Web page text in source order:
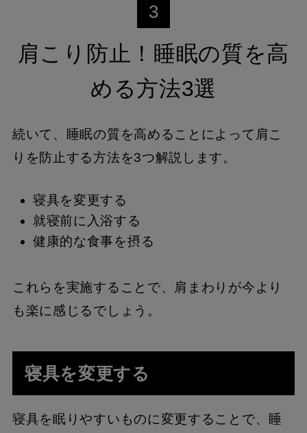
3
肩こり防止！睡眠の質を高
める方法3選
続いて、睡眠の質を高めることによって肩こ
りを防止する方法を3つ解説します。
寝具を変更する
就寝前に入浴する
健康的な食事を摂る
これらを実施することで、肩まわりが今より
も楽に感じるでしょう。
寝具を変更する
寝具を眠りやすいものに変更することで、睡